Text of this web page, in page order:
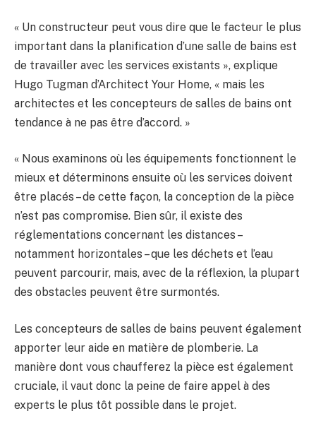
« Un constructeur peut vous dire que le facteur le plus
important dans la planification d’une salle de bains est
de travailler avec les services existants », explique
Hugo Tugman d’Architect Your Home, « mais les
architectes et les concepteurs de salles de bains ont
tendance à ne pas être d’accord. »
« Nous examinons où les équipements fonctionnent le
mieux et déterminons ensuite où les services doivent
être placés – de cette façon, la conception de la pièce
n’est pas compromise. Bien sûr, il existe des
réglementations concernant les distances –
notamment horizontales – que les déchets et l’eau
peuvent parcourir, mais, avec de la réflexion, la plupart
des obstacles peuvent être surmontés.
Les concepteurs de salles de bains peuvent également
apporter leur aide en matière de plomberie. La
manière dont vous chaufferez la pièce est également
cruciale, il vaut donc la peine de faire appel à des
experts le plus tôt possible dans le projet.